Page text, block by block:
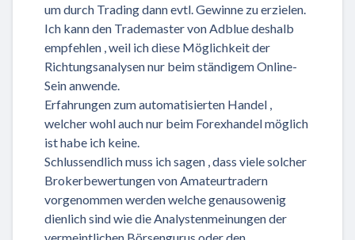
um durch Trading dann evtl. Gewinne zu erzielen.
Ich kann den Trademaster von Adblue deshalb
empfehlen , weil ich diese Möglichkeit der
Richtungsanalysen nur beim ständigem Online-
Sein anwende.
Erfahrungen zum automatisierten Handel ,
welcher wohl auch nur beim Forexhandel möglich
ist habe ich keine.
Schlussendlich muss ich sagen , dass viele solcher
Brokerbewertungen von Amateurtradern
vorgenommen werden welche genausowenig
dienlich sind wie die Analystenmeinungen der